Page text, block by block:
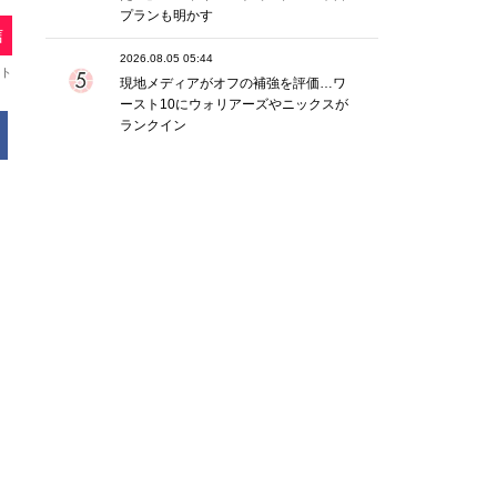
プランも明かす
2026.08.05 05:44
現地メディアがオフの補強を評価…ワ
ースト10にウォリアーズやニックスが
ランクイン